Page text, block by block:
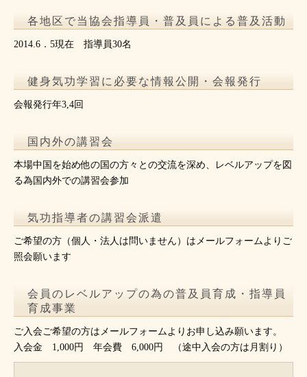
各地区で当協会指導員・普及員による普及活動
2014.6．5現在 指導員30名
健身気功学習に必要な情報公開・会報発行
会報発行年3,4回
国内外の講習会
本場中国を始め他の国の方々との交流を深め、レベルアップを図
る為国内外での講習会参加
気功指導者の講習会派遣
ご希望の方（個人・法人は問いません）はメールフォームよりご
照会願います
会員のレベルアップの為の普及員育成・指導員
育成事業
ご入会ご希望の方はメールフォームよりお申し込み願います。
入会金 1,000円 年会費 6,000円 （途中入会の方は月割り）